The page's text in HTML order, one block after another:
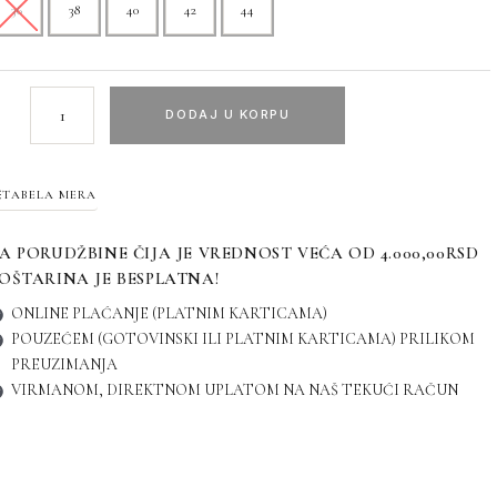
36 38 40 42 44
DODAJ U KORPU
TABELA MERA
PORUDŽBINE ČIJA JE VREDNOST VEĆA OD 4.000,00RSD
JE BESPLATNA!
ONLINE PLAĆANJE (PLATNIM KARTICAMA)
POUZEĆEM (GOTOVINSKI ILI PLATNIM KARTICAMA) PRILIKOM
PREUZIMANJA
VIRMANOM, DIREKTNOM UPLATOM NA NAŠ TEKUĆI RAČUN